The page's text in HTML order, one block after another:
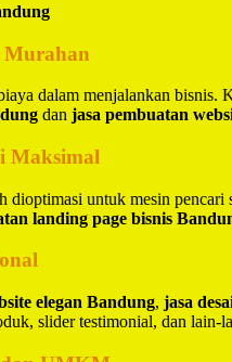
Murahan
dalam menjalankan bisnis.
dan jasa pembuatan
Maksimal
dioptimasi untuk mesin
landing page bisnis
elegan Bandung, jasa
slider testimonial, dan lain-